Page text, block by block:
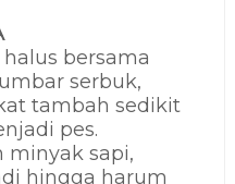
bersama
serbuk,
tambah sedikit
pes.
minyak sapi,
hingga harum